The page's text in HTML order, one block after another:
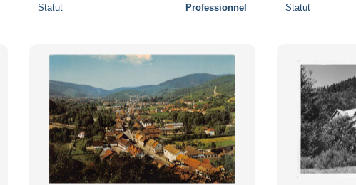
Statut Professionnel Statut